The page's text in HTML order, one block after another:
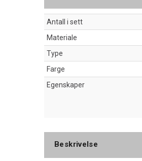
Antall i sett
Materiale
Type
Farge
Egenskaper
Beskrivelse